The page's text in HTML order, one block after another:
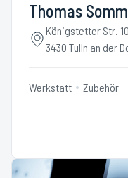
Thomas
Königstetter Str.
3430 Tulln an der
Werkstatt Zubehör